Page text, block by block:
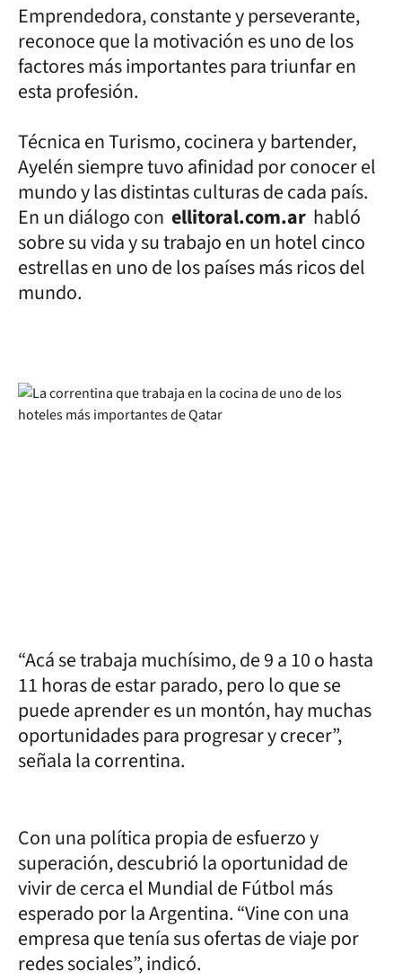
Emprendedora, constante y perseverante,
reconoce que la motivación es uno de los
factores más importantes para triunfar en
esta profesión.
Técnica en Turismo, cocinera y bartender,
Ayelén siempre tuvo afinidad por conocer el
mundo y las distintas culturas de cada país.
En un diálogo con ellitoral.com.ar habló
sobre su vida y su trabajo en un hotel cinco
estrellas en uno de los países más ricos del
mundo.
“Acá se trabaja muchísimo, de 9 a 10 o hasta
11 horas de estar parado, pero lo que se
puede aprender es un montón, hay muchas
oportunidades para progresar y crecer”,
señala la correntina.
Con una política propia de esfuerzo y
superación, descubrió la oportunidad de
vivir de cerca el Mundial de Fútbol más
esperado por la Argentina. “Vine con una
empresa que tenía sus ofertas de viaje por
redes sociales”, indicó.